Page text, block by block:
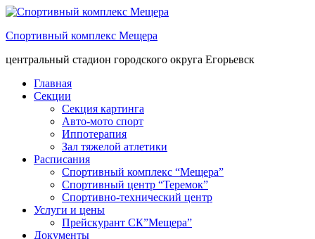
Спортивный комплекс Мещера
центральный стадион городского округа Егорьевск
Главная
Секции
Секция картинга
Авто-мото спорт
Иппотерапия
Зал тяжелой атлетики
Расписания
Спортивный комплекс “Мещера”
Спортивный центр “Теремок”
Спортивно-технический центр
Услуги и цены
Прейскурант СК”Мещера”
Документы